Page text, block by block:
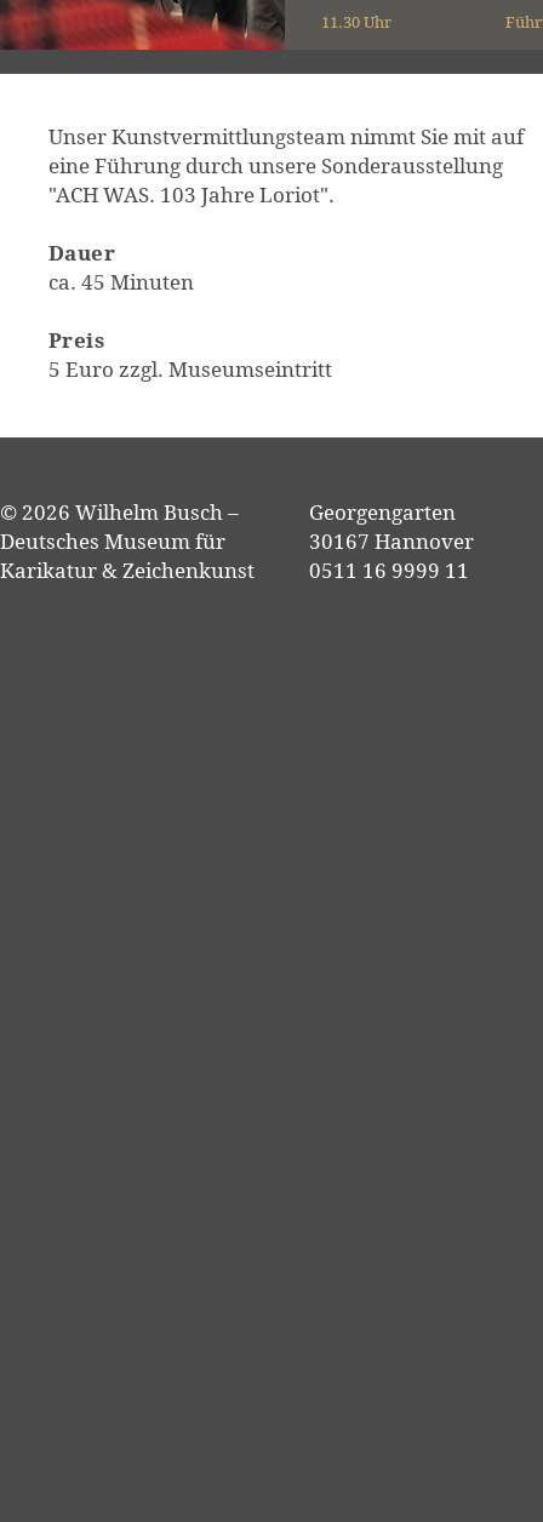
11.30 Uhr
Unser Kunstvermittlungsteam nimmt Sie mit auf
eine Führung durch unsere Sonderausstellung
"ACH WAS. 103 Jahre Loriot".
Dauer
ca. 45 Minuten
Preis
5 Euro zzgl. Museumseintritt
© 2026 Wilhelm Busch –
Deutsches Museum für
Karikatur & Zeichenkunst
Georgengarten
30167 Hannover
0511 16 9999 11